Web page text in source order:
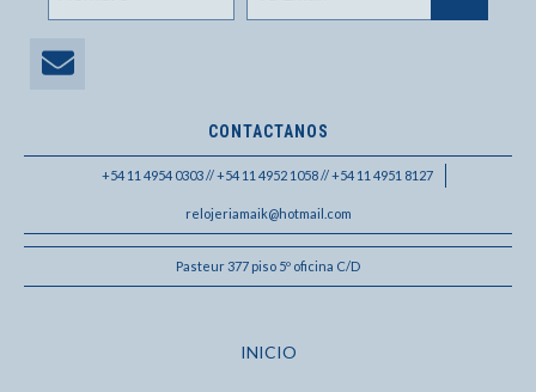
CONTACTANOS
+54 11 4954 0303 // +54 11 4952 1058 // +54 11 4951 8127
relojeriamaik@hotmail.com
Pasteur 377 piso 5º oficina C/D
INICIO